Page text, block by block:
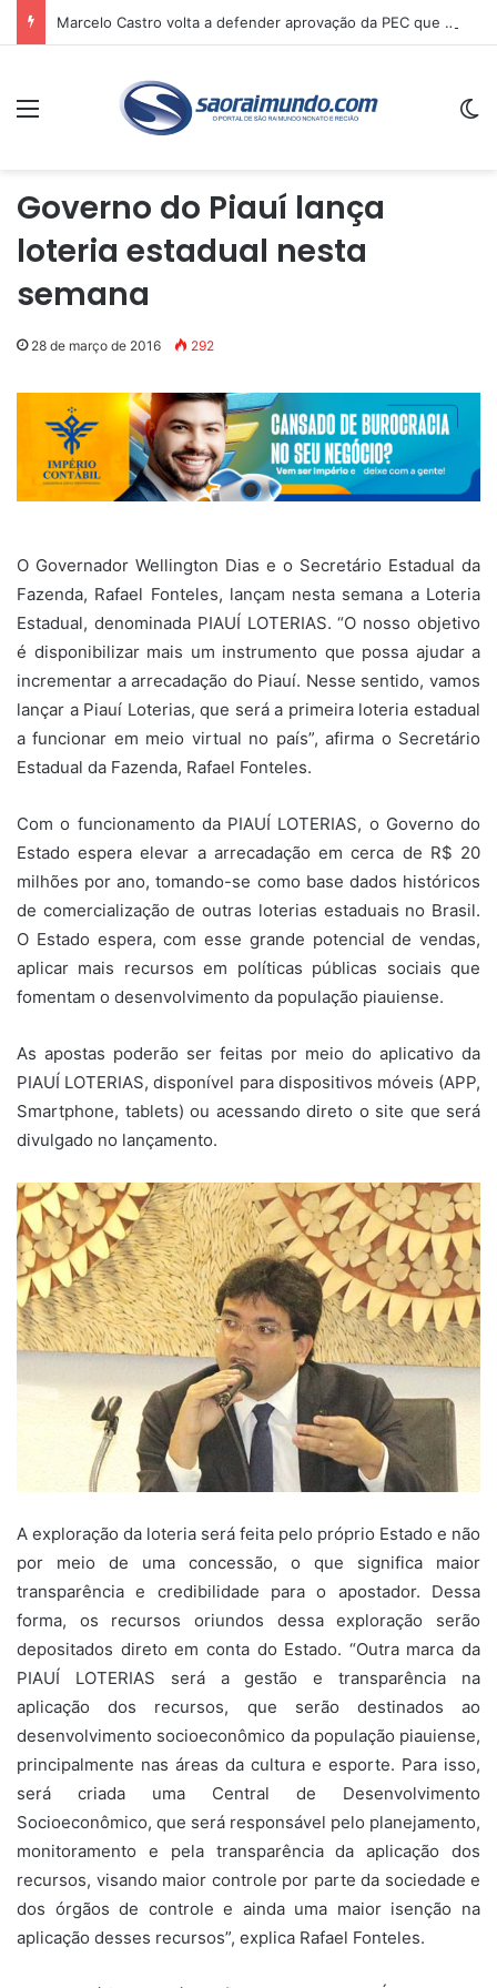
Marcelo Castro volta a defender aprovação da PEC que acaba com a escala 6×1 e avalia clima no Senado
Menu
Governo do Piauí lança
loteria estadual nesta
semana
28 de março de 2016 292
O Governador Wellington Dias e o Secretário Estadual da
Fazenda, Rafael Fonteles, lançam nesta semana a Loteria
Estadual, denominada PIAUÍ LOTERIAS. “O nosso objetivo
é disponibilizar mais um instrumento que possa ajudar a
incrementar a arrecadação do Piauí. Nesse sentido, vamos
lançar a Piauí Loterias, que será a primeira loteria estadual
a funcionar em meio virtual no país”, afirma o Secretário
Estadual da Fazenda, Rafael Fonteles.
Com o funcionamento da PIAUÍ LOTERIAS, o Governo do
Estado espera elevar a arrecadação em cerca de R$ 20
milhões por ano, tomando-se como base dados históricos
de comercialização de outras loterias estaduais no Brasil.
O Estado espera, com esse grande potencial de vendas,
aplicar mais recursos em políticas públicas sociais que
fomentam o desenvolvimento da população piauiense.
As apostas poderão ser feitas por meio do aplicativo da
PIAUÍ LOTERIAS, disponível para dispositivos móveis (APP,
Smartphone, tablets) ou acessando direto o site que será
divulgado no lançamento.
A exploração da loteria será feita pelo próprio Estado e não
por meio de uma concessão, o que significa maior
transparência e credibilidade para o apostador. Dessa
forma, os recursos oriundos dessa exploração serão
depositados direto em conta do Estado. “Outra marca da
PIAUÍ LOTERIAS será a gestão e transparência na
aplicação dos recursos, que serão destinados ao
desenvolvimento socioeconômico da população piauiense,
principalmente nas áreas da cultura e esporte. Para isso,
será criada uma Central de Desenvolvimento
Socioeconômico, que será responsável pelo planejamento,
monitoramento e pela transparência da aplicação dos
recursos, visando maior controle por parte da sociedade e
dos órgãos de controle e ainda uma maior isenção na
aplicação desses recursos”, explica Rafael Fonteles.